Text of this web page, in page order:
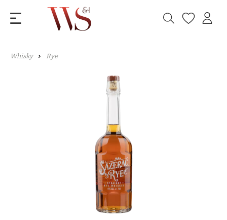
Whisky Rye